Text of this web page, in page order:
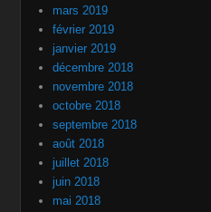
mars 2019
février 2019
janvier 2019
décembre 2018
novembre 2018
octobre 2018
septembre 2018
août 2018
juillet 2018
juin 2018
mai 2018